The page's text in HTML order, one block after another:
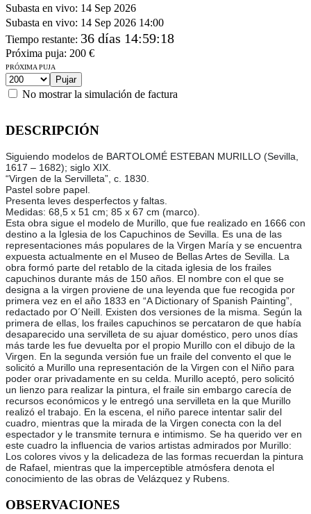
Subasta en vivo: 14 Sep 2026
Subasta en vivo: 14 Sep 2026 14:00
Tiempo restante: 36 días 14:59:18
Próxima puja: 200 €
PRÓXIMA PUJA
No mostrar la simulación de factura
DESCRIPCIÓN
Siguiendo modelos de BARTOLOMÉ ESTEBAN MURILLO (Sevilla,
1617 – 1682); siglo XIX.
“Virgen de la Servilleta”, c. 1830.
Pastel sobre papel.
Presenta leves desperfectos y faltas.
Medidas: 68,5 x 51 cm; 85 x 67 cm (marco).
Esta obra sigue el modelo de Murillo, que fue realizado en 1666 con
destino a la Iglesia de los Capuchinos de Sevilla. Es una de las
representaciones más populares de la Virgen María y se encuentra
expuesta actualmente en el Museo de Bellas Artes de Sevilla. La
obra formó parte del retablo de la citada iglesia de los frailes
capuchinos durante más de 150 años. El nombre con el que se
designa a la virgen proviene de una leyenda que fue recogida por
primera vez en el año 1833 en “A Dictionary of Spanish Painting”,
redactado por O´Neill. Existen dos versiones de la misma. Según la
primera de ellas, los frailes capuchinos se percataron de que había
desaparecido una servilleta de su ajuar doméstico, pero unos días
más tarde les fue devuelta por el propio Murillo con el dibujo de la
Virgen. En la segunda versión fue un fraile del convento el que le
solicitó a Murillo una representación de la Virgen con el Niño para
poder orar privadamente en su celda. Murillo aceptó, pero solicitó
un lienzo para realizar la pintura, el fraile sin embargo carecía de
recursos económicos y le entregó una servilleta en la que Murillo
realizó el trabajo. En la escena, el niño parece intentar salir del
cuadro, mientras que la mirada de la Virgen conecta con la del
espectador y le transmite ternura e intimismo. Se ha querido ver en
este cuadro la influencia de varios artistas admirados por Murillo:
Los colores vivos y la delicadeza de las formas recuerdan la pintura
de Rafael, mientras que la imperceptible atmósfera denota el
conocimiento de las obras de Velázquez y Rubens.
OBSERVACIONES